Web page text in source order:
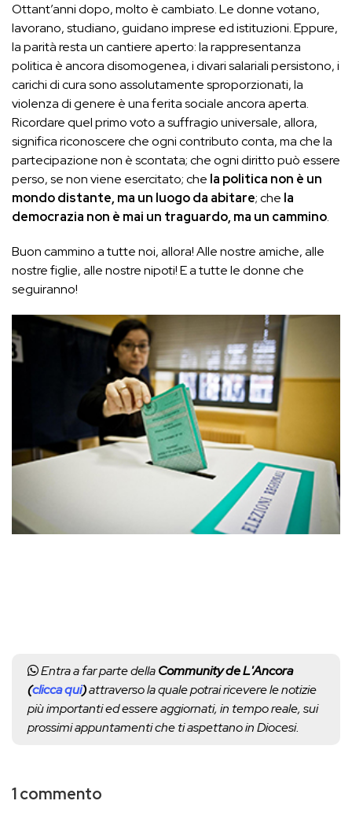
Ottant’anni dopo, molto è cambiato. Le donne votano,
lavorano, studiano, guidano imprese ed istituzioni. Eppure,
la parità resta un cantiere aperto: la rappresentanza
politica è ancora disomogenea, i divari salariali persistono, i
carichi di cura sono assolutamente sproporzionati, la
violenza di genere è una ferita sociale ancora aperta.
Ricordare quel primo voto a suffragio universale, allora,
significa riconoscere che ogni contributo conta, ma che la
partecipazione non è scontata; che ogni diritto può essere
perso, se non viene esercitato; che la politica non è un
mondo distante, ma un luogo da abitare; che la
democrazia non è mai un traguardo, ma un cammino.
Buon cammino a tutte noi, allora! Alle nostre amiche, alle
nostre figlie, alle nostre nipoti! E a tutte le donne che
seguiranno!
Entra a far parte dellaCommunity de L'Ancora
(clicca qui)attraverso la quale potrai ricevere le notizie
più importanti ed essere aggiornati, in tempo reale, sui
prossimi appuntamenti che ti aspettano in Diocesi.
1 commento